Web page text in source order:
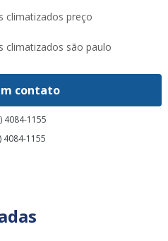
climatizados preço
climatizados são paulo
climatizados valor
congelados em sp
congelados preço
refrigerados em sp
contato
4084-1155
4084-1155